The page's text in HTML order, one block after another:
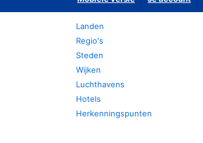
Landen
Regio's
Steden
Wijken
Luchthavens
Hotels
Herkenningspunten